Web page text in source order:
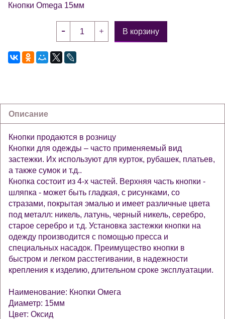
Кнопки Omega 15мм
В корзину
Описание
Кнопки продаются в розницу
Кнопки для одежды – часто применяемый вид
застежки. Их используют для курток, рубашек, платьев,
а также сумок и т.д..
Кнопка состоит из 4-х частей. Верхняя часть кнопки -
шляпка - может быть гладкая, с рисунками, со
стразами, покрытая эмалью и имеет различные цвета
под металл: никель, латунь, черный никель, серебро,
старое серебро и т.д. Установка застежки кнопки на
одежду производится с помощью пресса и
специальных насадок. Преимущество кнопки в
быстром и легком расстегивании, в надежности
крепления к изделию, длительном сроке эксплуатации.
Наименование: Кнопки Омега
Диаметр: 15мм
Цвет: Оксид